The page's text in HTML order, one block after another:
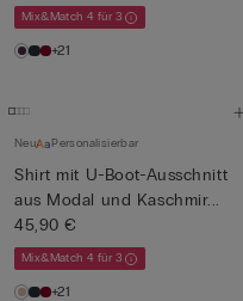
Mix&Match 4 für 3
+21
Neu Personalisierbar
Shirt mit U-Boot-Ausschnitt
aus Modal und Kaschmir...
45,90 €
Mix&Match 4 für 3
+21